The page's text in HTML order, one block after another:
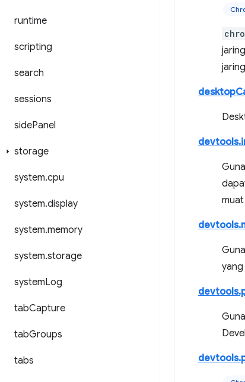
runtime
scripting
search
sessions
sidePanel
storage
system.cpu
system.display
system.memory
system.storage
systemLog
tabCapture
tabGroups
tabs